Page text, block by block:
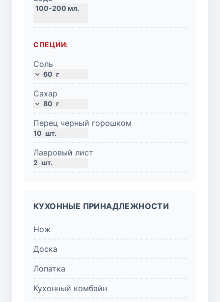
СПЕЦИИ:
Соль
60 г
Сахар
80 г
Перец черный горошком
10 шт.
Лавровый лист
2 шт.
КУХОННЫЕ ПРИНАДЛЕЖНОСТИ
Нож
Доска
Лопатка
Кухонный комбайн